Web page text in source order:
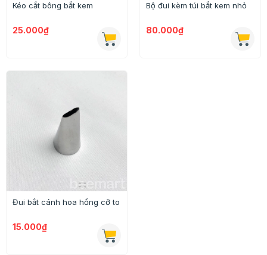
Kéo cắt bông bắt kem
25.000₫
Bộ đui kèm túi bắt kem nhỏ
80.000₫
Đui bắt cánh hoa hồng cỡ to
15.000₫